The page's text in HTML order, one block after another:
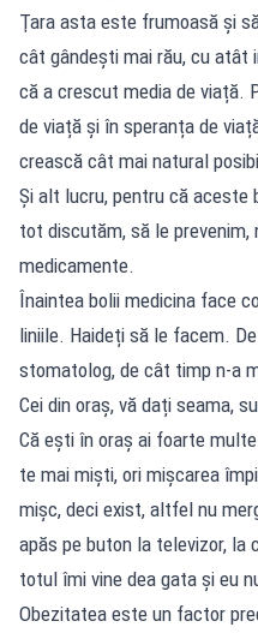
Ţara asta este frumoasă și
cât gândești mai rău, cu atât
că a crescut media de viață.
de viață și în speranța de
crească cât mai natural
Şi alt lucru, pentru că aceste
tot discutăm, să le prevenim,
medicamente.
Înaintea bolii medicina face
liniile. Haideți să le facem.
stomatolog, de cât timp n-a
Cei din oraș, vă dați seama,
Că eşti în oraș ai foarte
te mai miști, ori mișcarea
mișc, deci exist, altfel nu
apăs pe buton la televizor,
totul îmi vine dea gata și eu
Obezitatea este un factor